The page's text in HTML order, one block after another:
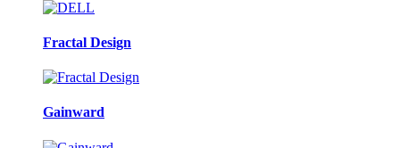
Fractal Design
Gainward